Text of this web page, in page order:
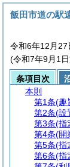
飯田市道の駅
令和6年12月
(令和7年9月1
条項目次
本則
第1条(趣
第2条(設
第3条(指
第4条(開
第5条(指
第6条(指